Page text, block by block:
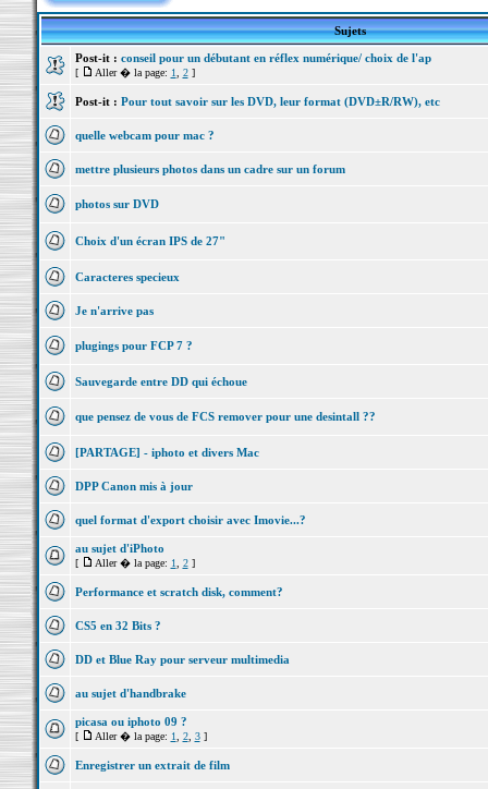
Sujets
Post-it : conseil pour un débutant en réflex numérique/ choix de l'ap
[ Aller � la page: 1 2]
Post-it : Pour tout savoir sur les DVD, leur format (DVD±R/RW), etc
quelle webcam pour mac ?
mettre plusieurs photos dans un cadre sur un forum
photos sur DVD
Choix d'un écran IPS de 27"
Caracteres specieux
Je n'arrive pas
plugings pour FCP 7 ?
Sauvegarde entre DD qui échoue
que pensez de vous de FCS remover pour une desintall ??
[PARTAGE] - iphoto et divers Mac
DPP Canon mis à jour
quel format d'export choisir avec Imovie...?
au sujet d'iPhoto
[ Aller � la page: 1 2]
Performance et scratch disk, comment?
CS5 en 32 Bits ?
DD et Blue Ray pour serveur multimedia
au sujet d'handbrake
picasa ou iphoto 09 ?
[ Aller � la page: 1 2, 3]
Enregistrer un extrait de film